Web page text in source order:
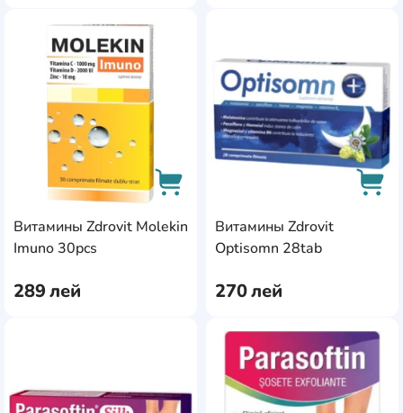
Витамины Zdrovit Molekin
Imuno 30pcs
289лей
AddCardToCart
Витамины Zdrovit
Optisomn 28tab
270лей
AddCardToFavourite